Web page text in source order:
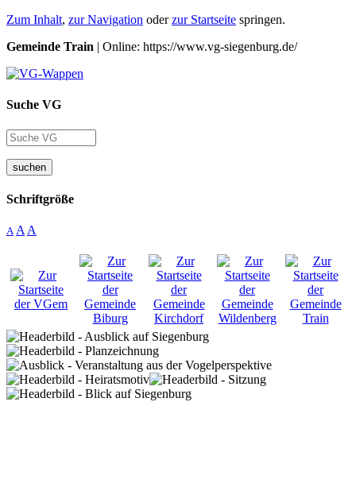
Zum Inhalt, zur Navigation oderzur Startseite springen.
Gemeinde Train | Online: https://www.vg-siegenburg.de/
Suche VG
suchen
Schriftgröße
A A A